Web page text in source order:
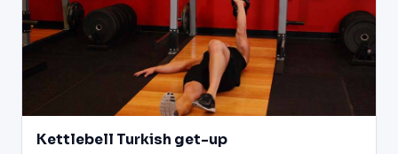
Kettlebell Turkish get-up